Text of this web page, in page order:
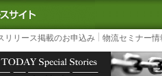
国内最大の物流ニュースサイト
3PL, SCM
リリース掲載のお申込み 物流セミナー